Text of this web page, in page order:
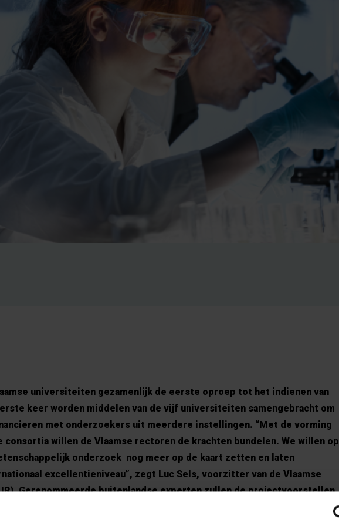
universiteiten gezamenlijk de eerste oproep tot het indienen van
keer worden middelen van de vijf universiteiten samengebracht om
met onderzoekers uit meerdere instellingen. “Met de vorming
willen de Vlaamse rectoren de krachten bundelen. We willen op
onderzoek nog meer op de kaart zetten en laten
excellentieniveau”, zegt Luc Sels, voorzitter van de Vlaamse
Gerenommeerde buitenlandse experten zullen de projectvoorstellen
enveloppe voor deze eerste oproep bedraagt minstens 30 miljoen